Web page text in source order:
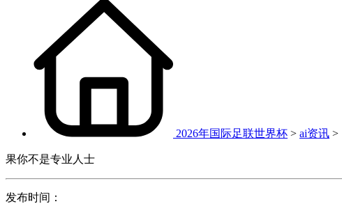
2026年国际足联世界杯 > ai资讯 >
果你不是专业人士
发布时间：